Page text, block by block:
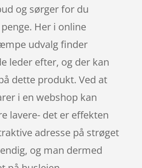
og sørger for du
Her i online
udvalg finder
leder efter, og der kan
dette produkt. Ved at
i en webshop kan
lavere- det er effekten
adresse på strøget
og man dermed